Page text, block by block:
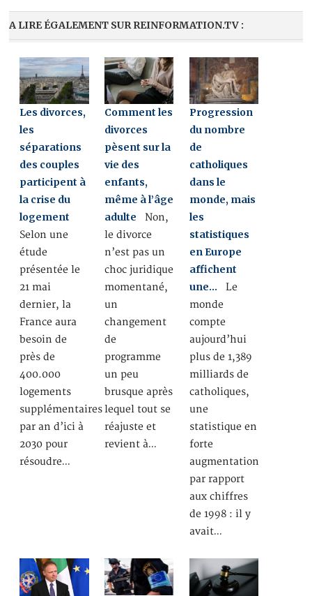
A LIRE ÉGALEMENT SUR REINFORMATION.TV :
Les divorces,
les
séparations
des couples
participent à
la crise du
logement
Selon une
étude
présentée le
21 mai
dernier, la
France aura
besoin de
près de
400.000
logements
supplémentaires
par an d’ici à
2030 pour
résoudre…
Comment les
divorces
pèsent sur la
vie des
enfants,
même à l’âge
adulte Non,
le divorce
n’est pas un
choc juridique
momentané,
un
changement
de
programme
un peu
brusque après
lequel tout se
réajuste et
revient à…
Progression
du nombre
de
catholiques
dans le
monde, mais
les
statistiques
en Europe
affichent
une… Le
monde
compte
aujourd’hui
plus de 1,389
milliards de
catholiques,
une
statistique en
forte
augmentation
par rapport
aux chiffres
de 1998 : il y
avait…